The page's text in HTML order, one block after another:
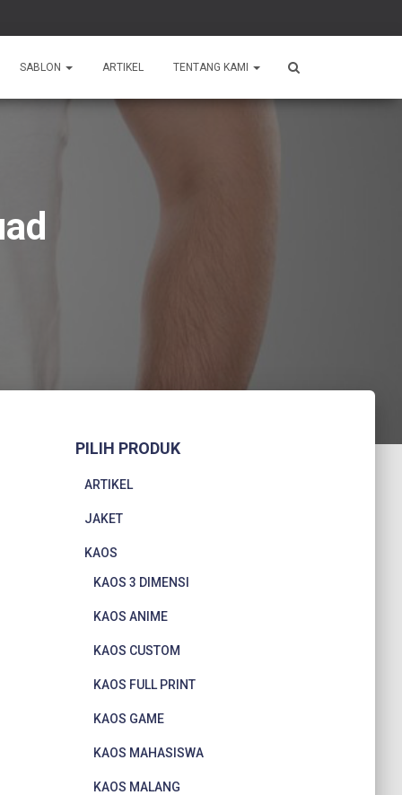
SABLON ARTIKEL TENTANG KAMI
PILIH PRODUK
ARTIKEL
JAKET
KAOS
KAOS 3 DIMENSI
KAOS ANIME
KAOS CUSTOM
KAOS FULL PRINT
KAOS GAME
KAOS MAHASISWA
KAOS MALANG